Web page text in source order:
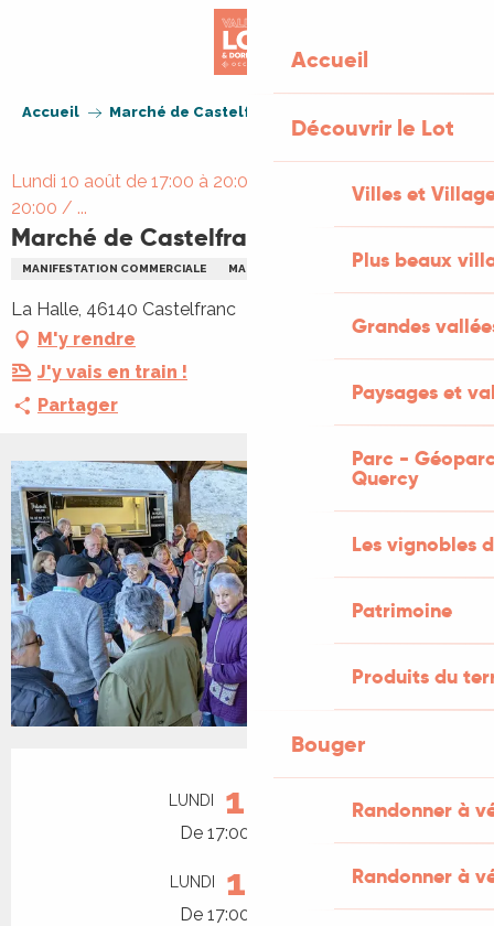
Accueil
Découvrir le Lot
Villes et
Plus beaux
Grandes
Paysages et
Parc -
Quercy
Les vignobles
Patrimoine
Produits du
Bouger
Randonner à
Randonner à
Accueil Marché de Castelfranc
Lundi 10 août de 17:00 à 20:00 / Lundi 17 août de 17:00 à
20:00 / ...
Marché de Castelfranc
MANIFESTATION COMMERCIALE MARCHÉ
La Halle, 46140 Castelfranc
M'y rendre
J'y vais en train !
Partager
Ouverture et coordonnées
LUNDI 10
De 17:00 à 20:00
LUNDI 17
De 17:00 à 20:00